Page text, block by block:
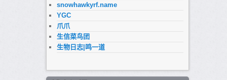
snowhawkyrf.name
YGC
爪爪
生信菜鸟团
生物日志|鸣一道